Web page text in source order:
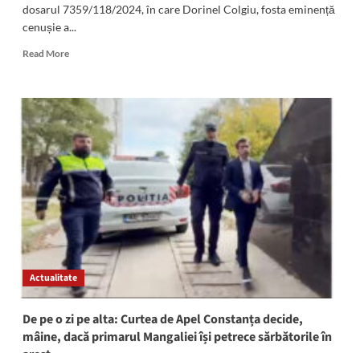
dosarul 7359/118/2024, în care Dorinel Colgiu, fosta eminență
cenușie a...
Read MoreRead
Momente
TENSIONATE
pentru
Dorinel
Colgiu,
fosta
mână
dreaptă
a
primarului
suspendat
Cristian
Radu:
Judecătorii
rămas
în
Actualitate
De pe o zi pe alta: Curtea de Apel Constanța decide,
mâine, dacă primarul Mangaliei își petrece sărbătorile în